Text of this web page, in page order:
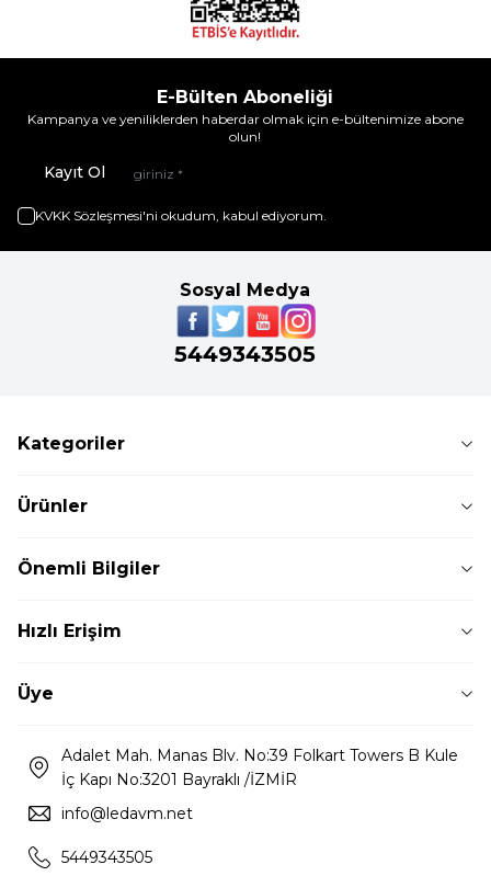
E-Bülten Aboneliği
Kampanya ve yeniliklerden haberdar olmak için e-bültenimize abone
olun!
Kayıt Ol
KVKK Sözleşmesi'ni okudum, kabul ediyorum.
Sosyal Medya
5449343505
Kategoriler
Ürünler
Önemli Bilgiler
Hızlı Erişim
Üye
Adalet Mah. Manas Blv. No:39 Folkart Towers B Kule
İç Kapı No:3201 Bayraklı /İZMİR
info@ledavm.net
5449343505